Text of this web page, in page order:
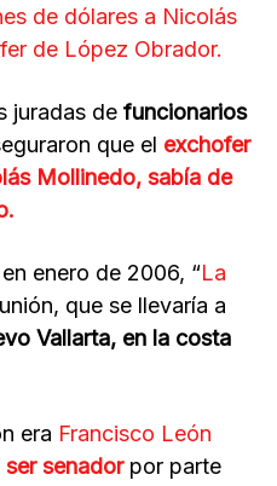
de dólares a Nicolás
de López Obrador.
juradas de funcionarios
que el exchofer
Mollinedo, sabía de
enero de 2006, “La
que se llevaría a
Vallarta, en la costa
era Francisco León
senadorpor parte